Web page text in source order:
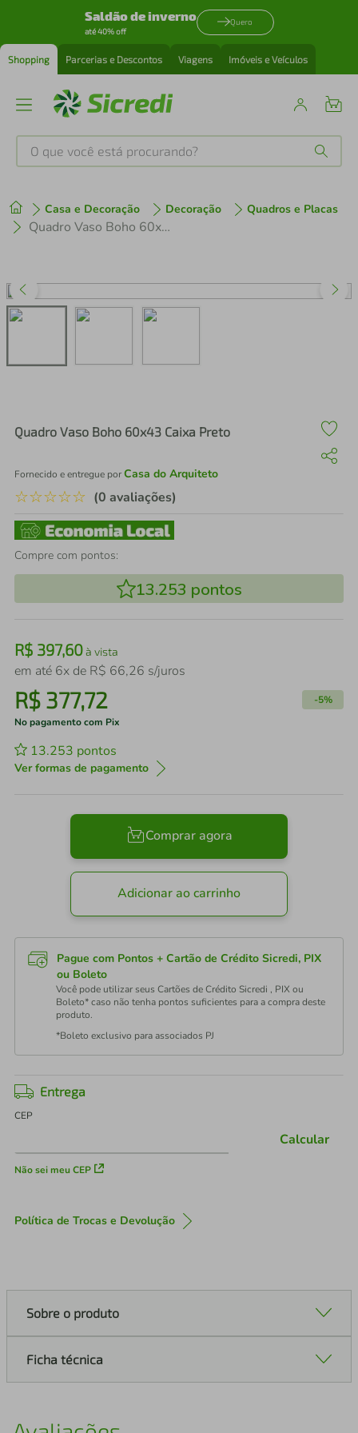
Saldão de inverno
até 40% off
Quero
Shopping Parcerias e Descontos Viagens Imóveis e Veículos
O que você está procurando?
Casa e Decoração Decoração Quadros e Placas
Quadro Vaso Boho 60x43 Caixa Preto
Quadro Vaso Boho 60x43 Caixa Preto
Fornecido e entregue porCasa do Arquiteto
☆☆☆☆☆ (0 avaliações)
Compre com pontos:
13.253 pontos
R$ 397,60à vista
em até 6x de R$ 66,26 s/juros
R$ 377,72 -5%
No pagamento com Pix
13.253 pontos
Ver formas de pagamento
Comprar agora
Adicionar ao carrinho
Pague com Pontos + Cartão de Crédito Sicredi, PIX
ou Boleto
Você pode utilizar seus Cartões de Crédito Sicredi , PIX ou
Boleto* caso não tenha pontos suficientes para a compra deste
produto.
*Boleto exclusivo para associados PJ
Entrega
CEP
Não sei meu CEP
Calcular
Política de Trocas e Devolução
Sobre o produto
Ficha técnica
1º tenis
perfume